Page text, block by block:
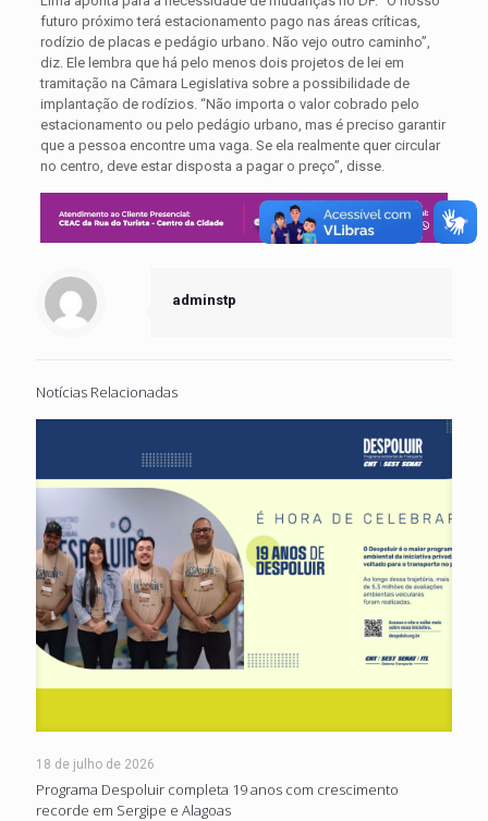
futuro próximo terá estacionamento pago nas áreas críticas,
rodízio de placas e pedágio urbano. Não vejo outro caminho”,
diz. Ele lembra que há pelo menos dois projetos de lei em
tramitação na Câmara Legislativa sobre a possibilidade de
implantação de rodízios. “Não importa o valor cobrado pelo
estacionamento ou pelo pedágio urbano, mas é preciso garantir
que a pessoa encontre uma vaga. Se ela realmente quer circular
no centro, deve estar disposta a pagar o preço”, disse.
adminstp
Notícias Relacionadas
18 de julho de 2026
Programa Despoluir completa 19 anos com crescimento
recorde em Sergipe e Alagoas